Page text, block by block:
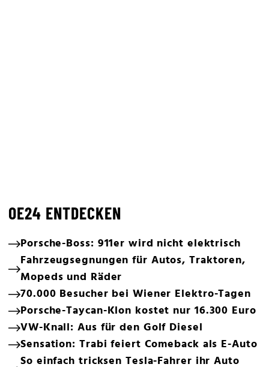
OE24 ENTDECKEN
Porsche-Boss: 911er wird nicht elektrisch
Fahrzeugsegnungen für Autos, Traktoren,
Mopeds und Räder
70.000 Besucher bei Wiener Elektro-Tagen
Porsche-Taycan-Klon kostet nur 16.300 Euro
VW-Knall: Aus für den Golf Diesel
Sensation: Trabi feiert Comeback als E-Auto
So einfach tricksen Tesla-Fahrer ihr Auto